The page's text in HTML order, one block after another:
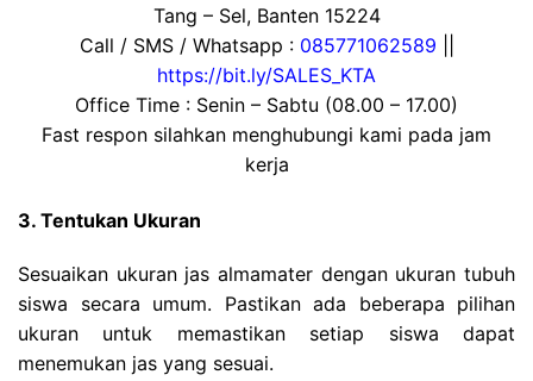
Tang – Sel, Banten 15224
Call / SMS / Whatsapp : 085771062589
https://bit.ly/SALES_KTA
Office Time : Senin – Sabtu (08.00 – 17.00)
Fast respon silahkan menghubungi kami pada jam
kerja
3. Tentukan Ukuran
Sesuaikan ukuran jas almamater dengan ukuran tubuh
siswa secara umum. Pastikan ada beberapa pilihan
ukuran untuk memastikan setiap siswa dapat
menemukan jas yang sesuai.